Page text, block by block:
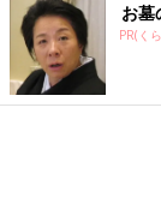
「私はカギにチ
どにくっつける
るなどで落とした
「子どもに渡し
お墓
PR(く